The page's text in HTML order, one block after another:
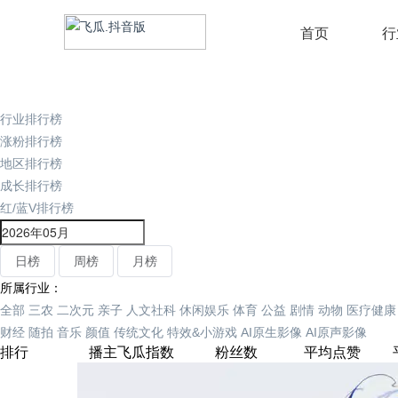
首页
行业排行榜
涨粉排行榜
地区排行榜
成长排行榜
红/蓝V排行榜
日榜 周榜
月榜
所属行业：
全部 三农 二次元 亲子 人文社科 休闲娱乐 体育 公益 剧情 动物 医疗健康
财经 随拍 音乐 颜值 传统文化 特效&小游戏 AI原生影像 AI原声影像
排行 播主飞瓜指数 粉丝数 平均点赞